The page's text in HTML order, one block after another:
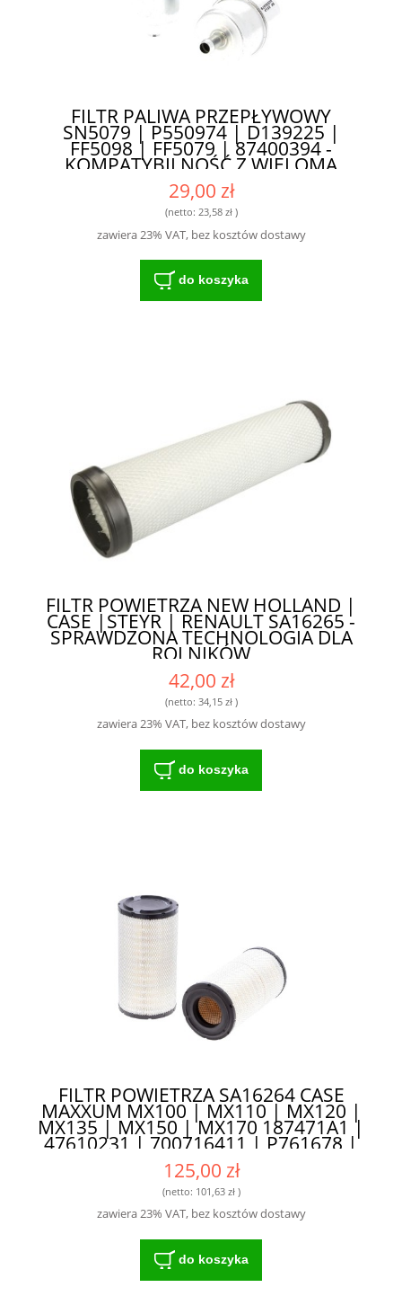
FILTR PALIWA PRZEPŁYWOWY
SN5079 | P550974 | D139225 |
FF5098 | FF5079 | 87400394 -
KOMPATYBILNOŚĆ Z WIELOMA
MODELAMI
29,00 zł
(netto: 23,58 zł)
zawiera 23% VAT, bez kosztów dostawy
do koszyka
FILTR POWIETRZA NEW HOLLAND |
CASE |STEYR | RENAULT SA16265 -
SPRAWDZONA TECHNOLOGIA DLA
ROLNIKÓW
42,00 zł
(netto: 34,15 zł)
zawiera 23% VAT, bez kosztów dostawy
do koszyka
FILTR POWIETRZA SA16264 CASE
MAXXUM MX100 | MX110 | MX120 |
MX135 | MX150 | MX170 187471A1 |
47610231 | 700716411 | P761678 |
AF25617 | C21584 - ZAPEWNIA
DŁUGĄ ŻYWOTNOŚĆ SILNIKA
125,00 zł
(netto: 101,63 zł)
zawiera 23% VAT, bez kosztów dostawy
do koszyka